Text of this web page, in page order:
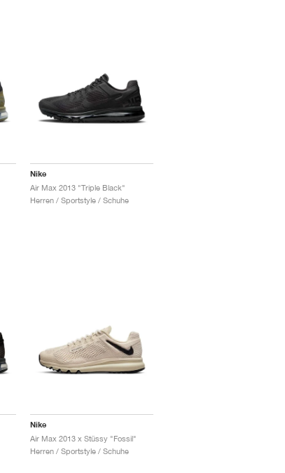
Nike
Air Max 2013 "Triple Black"
Herren / Sportstyle / Schuhe
Nike
Air Max 2013 x Stüssy "Fossil"
Herren / Sportstyle / Schuhe